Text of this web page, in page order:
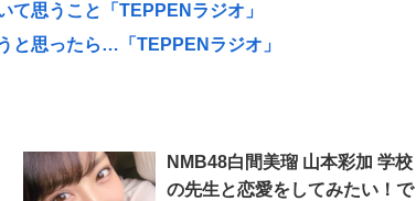
て思うこと「TEPPENラジオ」
と思ったら…「TEPPENラジオ」
NMB48白間美瑠 山本彩加 学校
の先生と恋愛をしてみたい！で